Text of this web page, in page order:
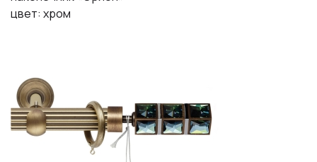
цвет: хром